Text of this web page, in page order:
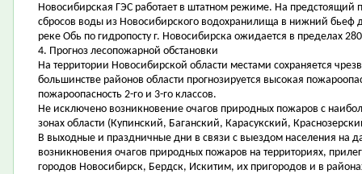
Новосибирская ГЭС работает в штатном режиме. На предстоящий
сбросов воды из Новосибирского водохранилища в нижний бьеф
реке Обь по гидропосту г. Новосибирска ожидается в пределах
4. Прогноз лесопожарной обстановки
На территории Новосибирской области местами сохраняется
большинстве районов области прогнозируется высокая
пожароопасность 2-го и 3-го классов.
Не исключено возникновение очагов природных пожаров с
зонах области (Купинский, Баганский, Карасукский,
В выходные и праздничные дни в связи с выездом населения на
возникновения очагов природных пожаров на территориях,
городов Новосибирск, Бердск, Искитим, их пригородов и в